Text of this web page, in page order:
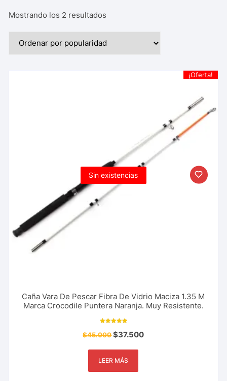
Mostrando los 2 resultados
Sin existencias
¡Oferta!
Caña Vara De Pescar Fibra De Vidrio Maciza 1.35 M
Marca Crocodile Puntera Naranja. Muy Resistente.
5.00
de 5
$45.000$37.500
LEER MÁS